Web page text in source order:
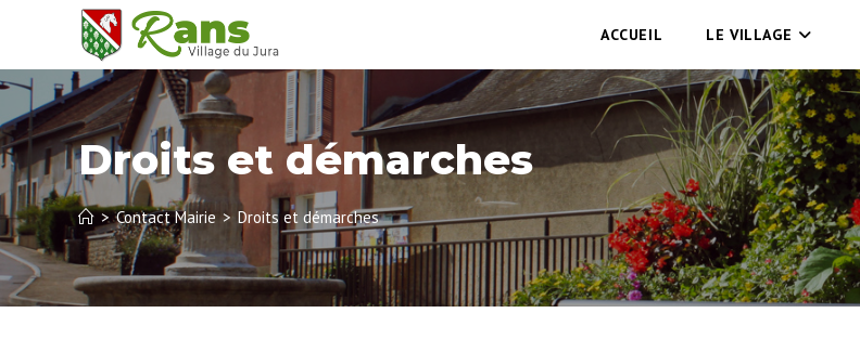
ACCUEIL LE VILLAGE
Droits et démarches
> Contact Mairie > Droits et démarches